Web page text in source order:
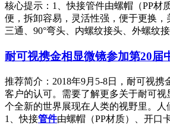
核心提示：1、快接管件由螺帽（PP材
便，拆卸容易，灵活性强，便于更换
三通、90°弯头、内螺纹接头、外螺纹
耐可视携金相显微镜参加第20届
推荐简介：2018年9月5-8日，耐可视
客户的认可。需要了解更多关于耐可
个全新的世界展现在人类的视野里。人
1、快接管件由螺帽（PP材质）、开口